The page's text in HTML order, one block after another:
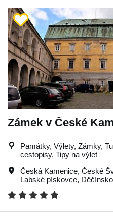
Zámek v České
Památky, Výlety, Zámky,
cestopisy, Tipy na výlet
Česká Kamenice, České
Labské pískovce, Děčínsko